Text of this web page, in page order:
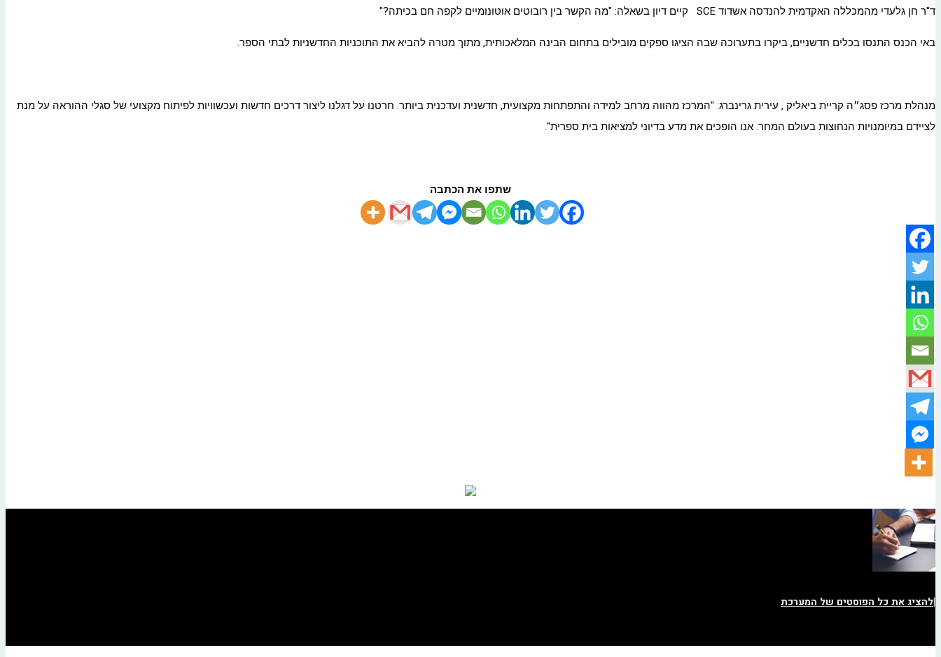
ד"ר חן גלעדי מהמכללה האקדמית להנדסה אשדוד SCE קיים דיון בשאלה: "מה הקשר בין רובוטים אוטונומיים לקפה חם בכיתה?"
באי הכנס התנסו בכלים חדשניים, ביקרו בתערוכה שבה הציגו ספקים מובילים בתחום הבינה המלאכותית, מתוך מטרה להביא את התוכניות החדשניות לבתי הספר.
מנהלת מרכז פסג״ה קריית ביאליק , עירית גרינברג: "המרכז מהווה מרחב למידה והתפתחות מקצועית, חדשנית ועדכנית ביותר. חרטנו על דגלנו ליצור דרכים חדשות ועכשוויות לפיתוח מקצועי של סגלי ההוראה על מנת
לציידם במיומנויות הנחוצות בעולם המחר. אנו הופכים את מדע בדיוני למציאות בית ספרית".
שתפו את הכתבה
|להציג את כל הפוסטים של המערכת